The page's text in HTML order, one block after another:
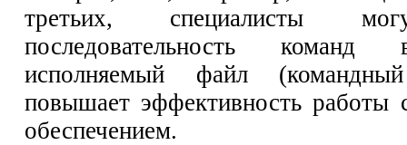
третьих, специалисты
последовательность
исполняемый файл
повышает эффективность работы
обеспечением.